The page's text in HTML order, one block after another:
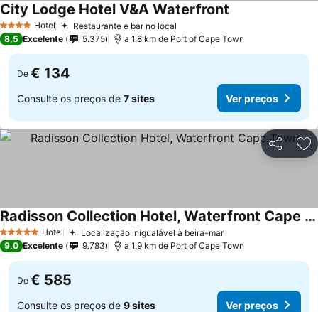
4 EstrelasHotel Restaurante e bar no local
City Lodge Hotel V&A Waterfront
8,5 Excelente 5.375 a 1.8 km de Port of Cape Town
De € 134
Consulte os preços de 7 sites Ver preços
Partilhar
5 Estrelas Hotel Localização inigualável à beira-mar
Radisson Collection Hotel, Waterfront Cape Town
9,0 Excelente 9.783 a 1.9 km de Port of Cape Town
De € 585
Consulte os preços de 9 sites Ver preços